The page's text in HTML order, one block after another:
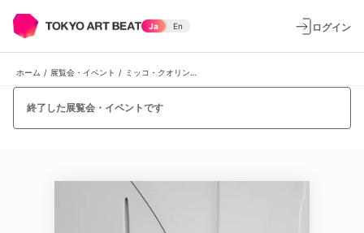
Ja En ログイン
ホーム / 展覧会・イベント /
終了した展覧会・イベントです